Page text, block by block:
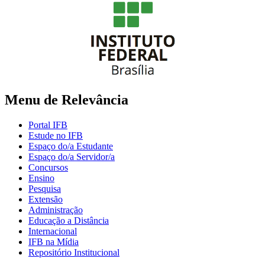
Menu de Relevância
Portal IFB
Estude no IFB
Espaço do/a Estudante
Espaço do/a Servidor/a
Concursos
Ensino
Pesquisa
Extensão
Administração
Educação a Distância
Internacional
IFB na Mídia
Repositório Institucional